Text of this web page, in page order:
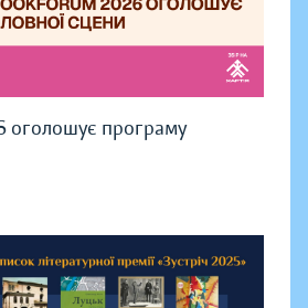
оголошує програму